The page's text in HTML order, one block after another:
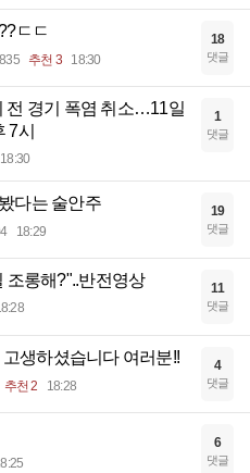
ㄷㄷ
추천 3 18:30
18
댓글
전 경기 폭염 취소…11일
7시
18:30
1
댓글
다는 술안주
18:29
19
댓글
조롱해?"..반전영상 11
댓글
생하셨습니다 여러분!!
추천 2 18:28
4
댓글
6
댓글